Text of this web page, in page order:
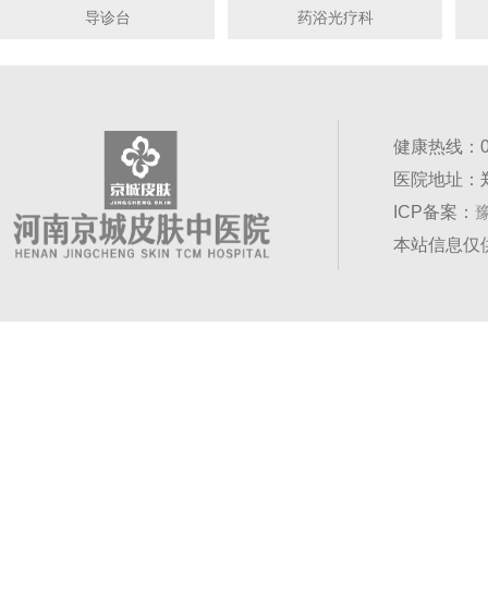
导诊台 药浴光疗科
健康热线：
医院地址：
ICP备案：
本站信息仅